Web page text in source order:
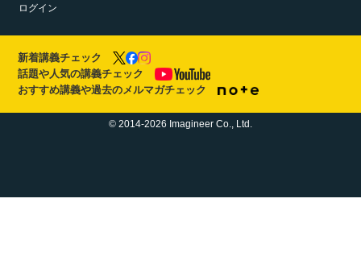
ログイン
新着講義チェック
話題や人気の講義チェック
おすすめ講義や過去のメルマガチェック
© 2014-2026 Imagineer Co., Ltd.